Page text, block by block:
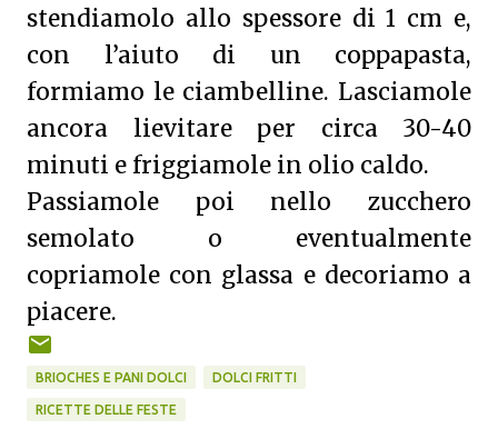
stendiamolo allo spessore di 1 cm e,
con l’aiuto di un coppapasta,
formiamo le ciambelline. Lasciamole
ancora lievitare per circa 30-40
minuti e friggiamole in olio caldo.
Passiamole poi nello zucchero
semolato o eventualmente
copriamole con glassa e decoriamo a
piacere.
BRIOCHES E PANI DOLCI DOLCI FRITTI
RICETTE DELLE FESTE